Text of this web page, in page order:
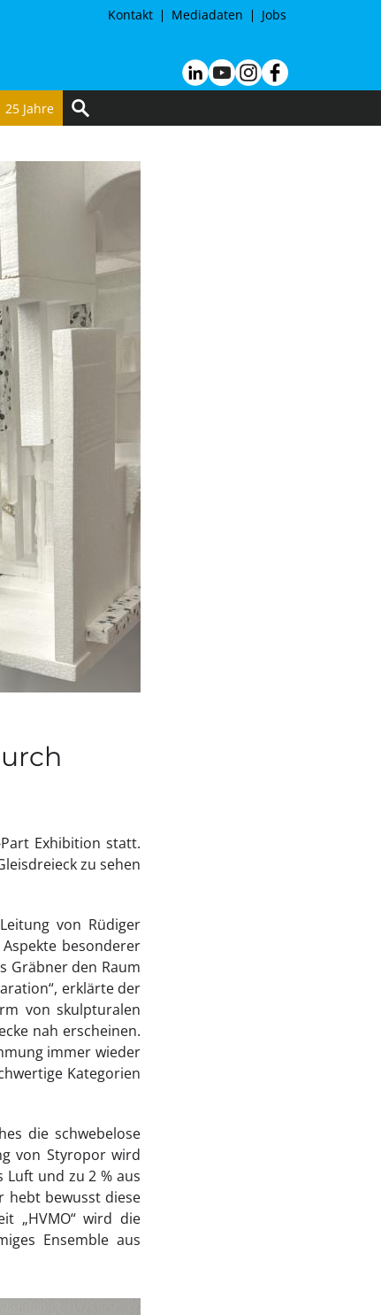
Kontakt Mediadaten Jobs
25 Jahre
Exhibition statt.
zu sehen
von Rüdiger
besonderer
Gräbner den Raum
erklärte der
von skulpturalen
nah erscheinen.
immer wieder
Kategorien
die schwebelose
von Styropor wird
und zu 2 % aus
hebt bewusst diese
„HVMO“ wird die
Ensemble aus